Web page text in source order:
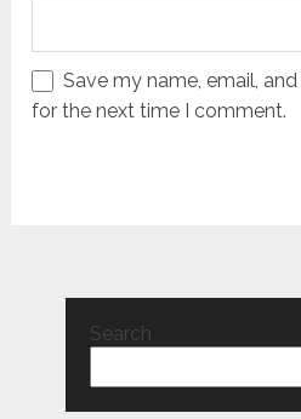
Save my name, email,
for the next time I comment.
Search